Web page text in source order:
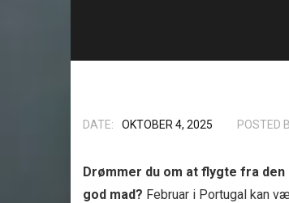
DATE: OKTOBER 4, 2025 POSTED
Drømmer du om at flygte fra
god mad? Februar i Portugal kan